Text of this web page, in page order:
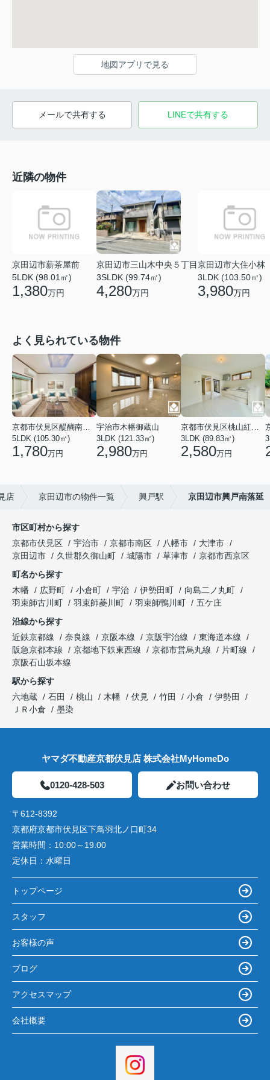
地図アプリで見る
メールで共有する LINEで共有する
近隣の物件
京田辺市薪茶屋前
5LDK (98.01㎡)
1,380万円
京田辺市三山木中央５丁目
3SLDK (99.74㎡)
4,280万円
京田辺市大住小林
3LDK (103.50㎡)
3,980万円
よく見られている物件
京都市伏見区醍醐南端山町
5LDK (105.30㎡)
1,780万円
宇治市木幡御蔵山
3LDK (121.33㎡)
2,980万円
京都市伏見区桃山紅雪町
3LDK (89.83㎡)
2,580万円
店 京田辺市の物件一覧 興戸駅 京田辺市興戸南落延
市区町村から探す
京都市伏見区
宇治市 京都市南区 八幡市
大津市
京田辺市
久世郡久御山町 城陽市 草津市
京都市西京区
町名から探す
木幡
広野町 小倉町 宇治 伊勢田町
向島二ノ丸町
羽束師古川町
羽束師菱川町 羽束師鴨川町
五ケ庄
沿線から探す
近鉄京都線
奈良線 京阪本線 京阪宇治線
東海道本線
阪急京都本線
京都地下鉄東西線 京都市営烏丸線
片町線
京阪石山坂本線
駅から探す
六地蔵
石田 桃山 木幡 伏見 竹田 小倉
伊勢田
ＪＲ小倉
墨染
ヤマダ不動産京都伏見店 株式会社MyHomeDo
0120-428-503 お問い合わせ
〒612-8392
京都府京都市伏見区下鳥羽北ノ口町34
営業時間： 10:00～19:00
定休日： 水曜日
トップページ
スタッフ
お客様の声
ブログ
アクセスマップ
会社概要